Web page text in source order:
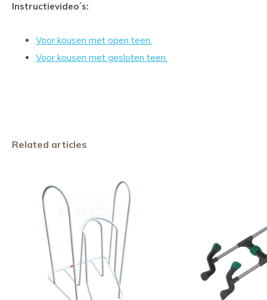
Instructievideo´s:
Voor kousen met open teen.
Voor kousen met gesloten teen.
Related articles